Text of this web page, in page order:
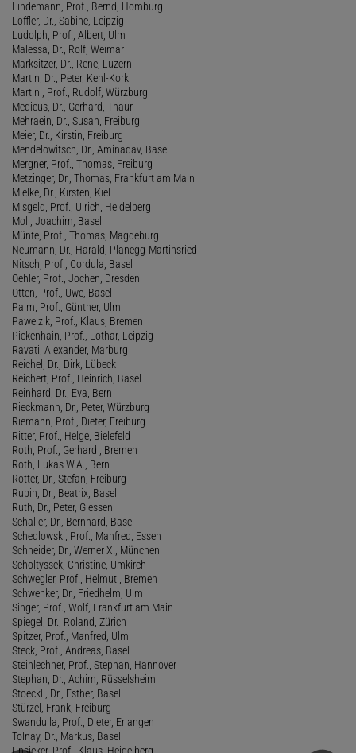
Lindemann, Prof., Bernd, Homburg
Löffler, Dr., Sabine, Leipzig
Ludolph, Prof., Albert, Ulm
Malessa, Dr., Rolf, Weimar
Marksitzer, Dr., Rene, Luzern
Martin, Dr., Peter, Kehl-Kork
Martini, Prof., Rudolf, Würzburg
Medicus, Dr., Gerhard, Thaur
Mehraein, Dr., Susan, Freiburg
Meier, Dr., Kirstin, Freiburg
Mendelowitsch, Dr., Aminadav, Basel
Mergner, Prof., Thomas, Freiburg
Metzinger, Dr., Thomas, Frankfurt am Main
Mielke, Dr., Kirsten, Kiel
Misgeld, Prof., Ulrich, Heidelberg
Moll, Joachim, Basel
Münte, Prof., Thomas, Magdeburg
Neumann, Dr., Harald, Planegg-Martinsried
Nitsch, Prof., Cordula, Basel
Oehler, Prof., Jochen, Dresden
Otten, Prof., Uwe, Basel
Palm, Prof., Günther, Ulm
Pawelzik, Prof., Klaus, Bremen
Pickenhain, Prof., Lothar, Leipzig
Ravati, Alexander, Marburg
Reichel, Dr., Dirk, Lübeck
Reichert, Prof., Heinrich, Basel
Reinhard, Dr., Eva, Bern
Rieckmann, Dr., Peter, Würzburg
Riemann, Prof., Dieter, Freiburg
Ritter, Prof., Helge, Bielefeld
Roth, Prof., Gerhard , Bremen
Roth, Lukas W.A., Bern
Rotter, Dr., Stefan, Freiburg
Rubin, Dr., Beatrix, Basel
Ruth, Dr., Peter, Giessen
Schaller, Dr., Bernhard, Basel
Schedlowski, Prof., Manfred, Essen
Schneider, Dr., Werner X., München
Scholtyssek, Christine, Umkirch
Schwegler, Prof., Helmut , Bremen
Schwenker, Dr., Friedhelm, Ulm
Singer, Prof., Wolf, Frankfurt am Main
Spiegel, Dr., Roland, Zürich
Spitzer, Prof., Manfred, Ulm
Steck, Prof., Andreas, Basel
Steinlechner, Prof., Stephan, Hannover
Stephan, Dr., Achim, Rüsselsheim
Stoeckli, Dr., Esther, Basel
Stürzel, Frank, Freiburg
Swandulla, Prof., Dieter, Erlangen
Tolnay, Dr., Markus, Basel
Unsicker, Prof., Klaus, Heidelberg